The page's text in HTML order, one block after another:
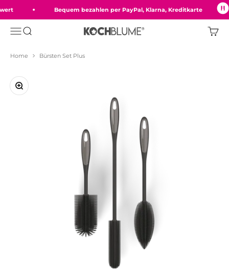
Bequem bezahlen per PayPal, Klarna, Kreditkarte
MenüSuche Kochblume GmbH
Home Bürsten Set Plus
Bild vergrößern